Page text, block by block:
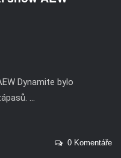
Dynamite bylo
...
0 Komentáře